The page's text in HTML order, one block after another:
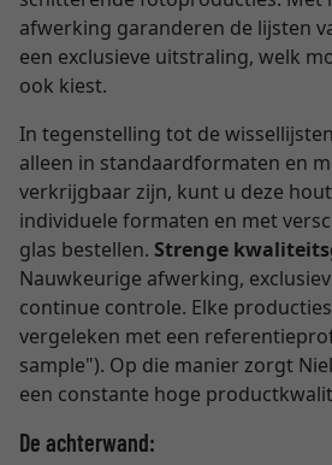
afwerking garanderen de lijsten
een exclusieve uitstraling, welk
ook kiest.
In tegenstelling tot de
alleen in standaardformaten en
verkrijgbaar zijn, kunt u deze
individuele formaten en met
glas bestellen. Strenge
Nauwkeurige afwerking,
continue controle. Elke
vergeleken met een
sample"). Op die manier zorgt
een constante hoge
De achterwand: